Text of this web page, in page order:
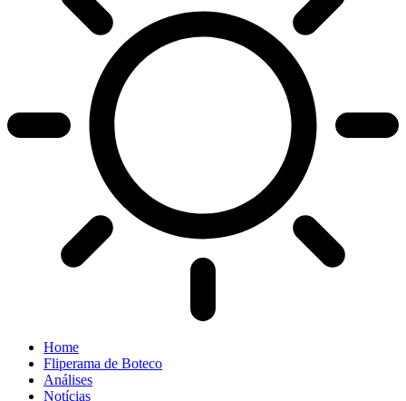
Home
Fliperama de Boteco
Análises
Notícias